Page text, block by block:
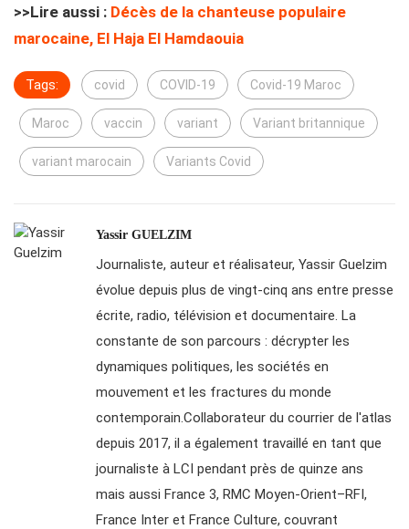
>>Lire aussi : Décès de la chanteuse populaire
marocaine, El Haja El Hamdaouia
Tags: covid COVID-19 Covid-19 Maroc
Maroc vaccin variant Variant britannique
variant marocain Variants Covid
Yassir GUELZIM
Journaliste, auteur et réalisateur, Yassir Guelzim
évolue depuis plus de vingt-cinq ans entre presse
écrite, radio, télévision et documentaire. La
constante de son parcours : décrypter les
dynamiques politiques, les sociétés en
mouvement et les fractures du monde
contemporain.Collaborateur du courrier de l'atlas
depuis 2017, il a également travaillé en tant que
journaliste à LCI pendant près de quinze ans
mais aussi France 3, RMC Moyen-Orient–RFI,
France Inter et France Culture, couvrant